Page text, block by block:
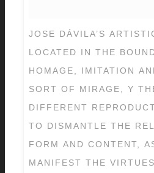
JOSE DÁVILA’S
LOCATED IN THE
HOMAGE, IMITATION
SORT OF MIRAGE, Y
DIFFERENT
TO DISMANTLE THE
FORM AND CONTENT,
MANIFEST THE